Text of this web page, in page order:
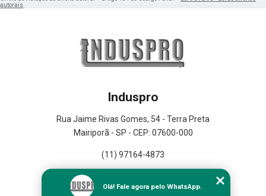
autorais.
Induspro
Rua Jaime Rivas Gomes, 54 - Terra Preta
Mairiporã - SP - CEP: 07600-000
(11) 97164-4873
Empresa
Olá! Fale agora pelo WhatsApp.